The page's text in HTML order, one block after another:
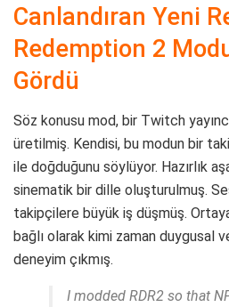
Canlandıran Yeni
Redemption 2
Gördü
Söz konusu mod, bir Twitch
üretilmiş. Kendisi, bu modun bir
ile doğduğunu söylüyor. Hazırlık
sinematik bir dille oluşturulmuş.
takipçilere büyük iş düşmüş.
bağlı olarak kimi zaman duygusal
deneyim çıkmış.
I modded RDR2 so that